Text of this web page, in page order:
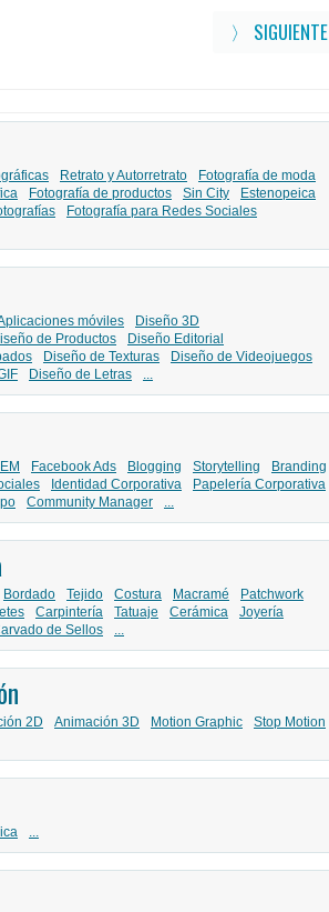
〉 SIGUIENTE
Retrato y Autorretrato
Fotografía de moda
Fotografía de productos Sin City
Estenopeica
Fotografía para Redes Sociales
móviles
Diseño 3D
de Productos
Diseño Editorial
Diseño de Texturas
Diseño de Videojuegos
Diseño de Letras ...
Facebook Ads Blogging Storytelling
Branding
Identidad Corporativa
Papelería Corporativa
Community Manager ...
Bordado Tejido Costura Macramé
Patchwork
Carpintería Tatuaje Cerámica
Joyería
de Sellos ...
2D Animación 3D Motion Graphic
Stop Motion
...